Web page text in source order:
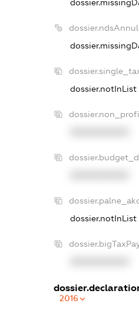
dossier.ndsAnnul
dossier.notInList
dossier.notInList
2016